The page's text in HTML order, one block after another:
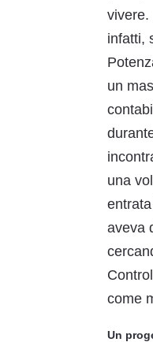
vivere.
infatti,
un
una
aveva
come
Un